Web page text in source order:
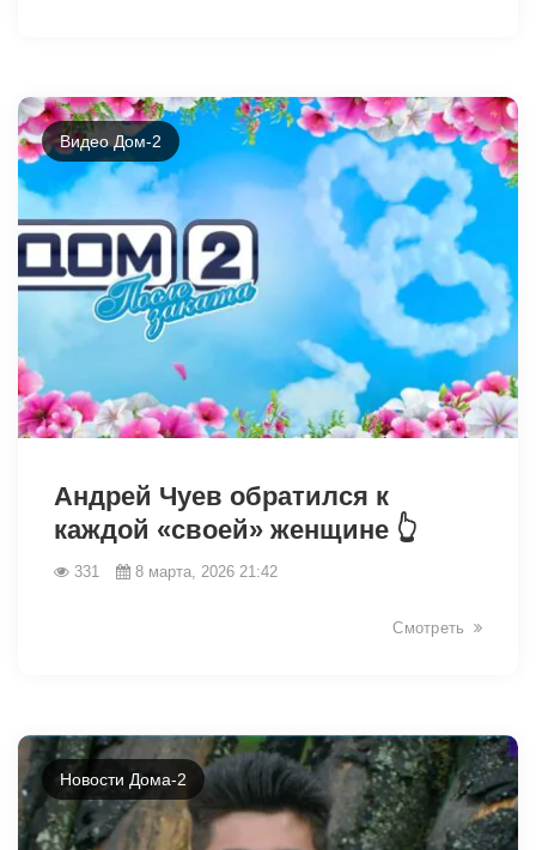
Видео Дом-2
Андрей Чуев обратился к
каждой «своей» женщине 👆
331 8 марта, 2026 21:42
Смотреть
Новости Дома-2